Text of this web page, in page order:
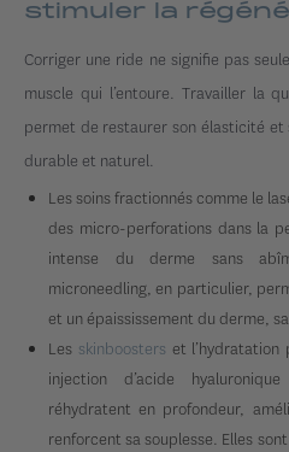
stimuler la
Corriger une ride ne signifie pas
muscle qui l’entoure. Travailler la
permet de restaurer son élasticité
durable et naturel.
Les soins fractionnés comme le
des micro-perforations dans la
intense du derme sans
microneedling, en particulier,
et un épaississement du derme,
Les skinboosters et l’hydratation
injection d’acide
réhydratent en profondeur,
renforcent sa souplesse. Elles